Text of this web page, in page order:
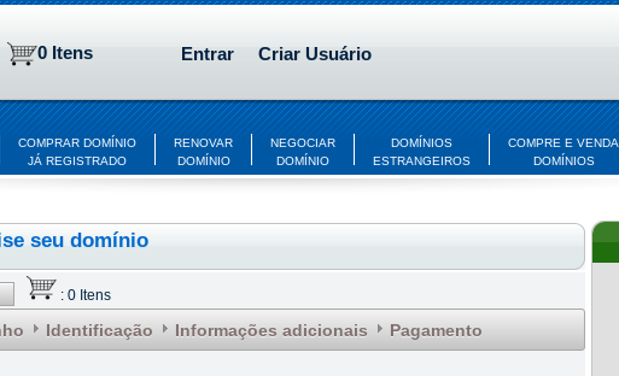
0 Itens Entrar Criar Usuário
COMPRAR DOMÍNIO
JÁ REGISTRADO
RENOVAR
DOMÍNIO
NEGOCIAR
DOMÍNIO
DOMÍNIOS
ESTRANGEIROS
COMPRE E VENDA
DOMÍNIOS
seu domínio
: 0 Itens
Identificação Informações adicionais Pagamento